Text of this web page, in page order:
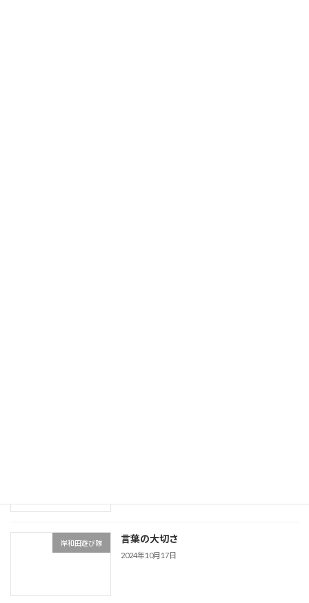
岸和田遊び隊 言葉の大切さ
2024年10月17日